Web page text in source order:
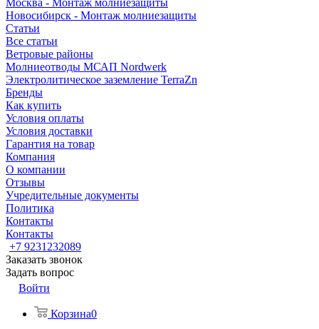
Москва - Монтаж молниезащиты
Новосибирск - Монтаж молниезащиты
Статьи
Все статьи
Ветровые районы
Молниеотводы МСАП Nordwerk
Электролитическое заземление TerraZn
Бренды
Как купить
Условия оплаты
Условия доставки
Гарантия на товар
Компания
О компании
Отзывы
Учредительные документы
Политика
Контакты
Контакты
+7 9231232089
Заказать звонок
Задать вопрос
Войти
Корзина0